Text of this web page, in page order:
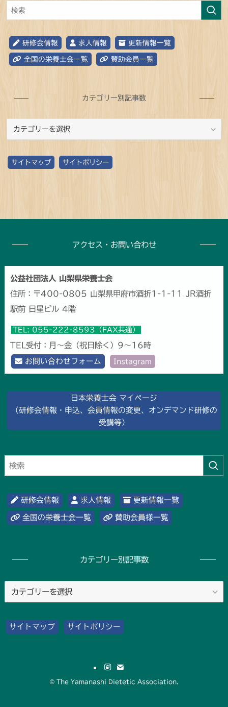
研修会情報 求人情報 更新情報一覧
全国の栄養士会一覧 賛助会員一覧
カテゴリー別記事数
テ
ゴ
記
サイトマップ サイトポリシー
アクセス・お問い合わせ
公益社団法人 山梨県栄養士会
住所：〒400-0805 山梨県甲府市酒折1-1-11 JR酒折
駅前 日星ビル 4階
TEL: 055-222-8593（FAX共通）
TEL受付：月～金（祝日除く）9～16時
お問い合わせフォーム Instagram
日本栄養士会 マイページ
（研修会情報・申込、会員情報の変更、オンデマンド研修の
受講等）
研修会情報 求人情報 更新情報一覧
全国の栄養士会一覧 賛助会員様一覧
カテゴリー別記事数
テ
ゴ
リ
サイトマップ サイトポリシー
©The Yamanashi Dietetic Association.